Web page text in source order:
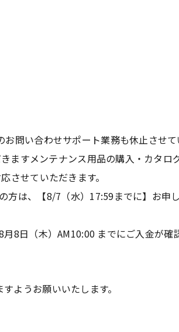
問い合わせサポート業務も休止させて
ますメンテナンス用品の購入・カタロ
させていただきます。
方は、【8/7（水）17:59までに】お申
8日（木）AM10:00 までにご入金が確
ようお願いいたします。